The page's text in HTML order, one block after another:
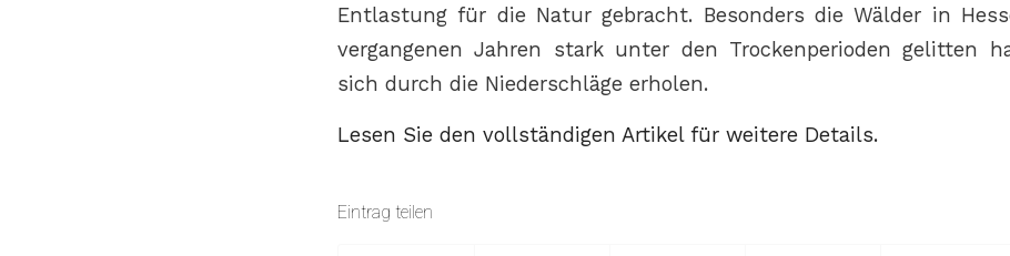
Entlastung für die Natur gebracht. Besonders die Wälder in
vergangenen Jahren stark unter den Trockenperioden gelitten
sich durch die Niederschläge erholen.
Lesen Sie den vollständigen Artikel für weitere Details.
Eintrag teilen